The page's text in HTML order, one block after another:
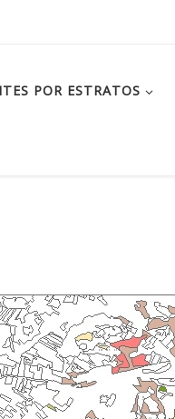
POR ESTRATOS